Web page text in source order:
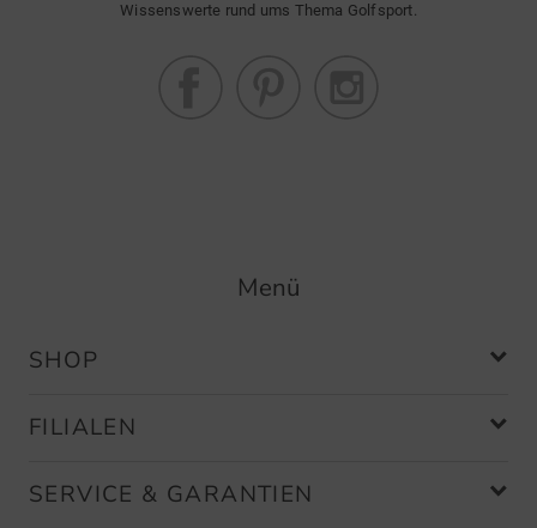
Wissenswerte rund ums Thema Golfsport.
Menü
SHOP
FILIALEN
SERVICE & GARANTIEN